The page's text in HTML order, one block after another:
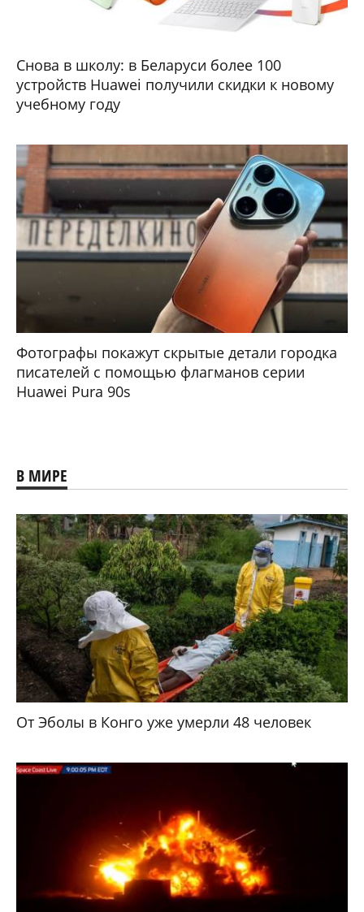
Снова в школу: в Беларуси более 100
устройств Huawei получили скидки к новому
учебному году
Фотографы покажут скрытые детали городка
писателей с помощью флагманов серии
Huawei Pura 90s
В МИРЕ
От Эболы в Конго уже умерли 48 человек